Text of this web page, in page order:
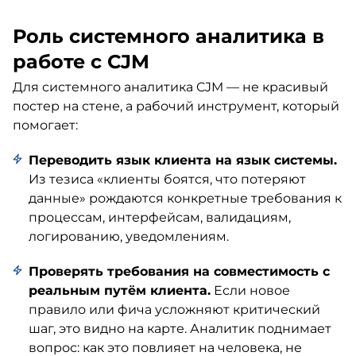
Роль системного аналитика в
работе с CJM
Для системного аналитика CJM — не красивый
постер на стене, а рабочий инструмент, который
помогает:
Переводить язык клиента на язык системы.
Из тезиса «клиенты боятся, что потеряют
данные» рождаются конкретные требования к
процессам, интерфейсам, валидациям,
логированию, уведомлениям.
Проверять требования на совместимость с
реальным путём клиента. Если новое
правило или фича усложняют критический
шаг, это видно на карте. Аналитик поднимает
вопрос: как это повлияет на человека, не